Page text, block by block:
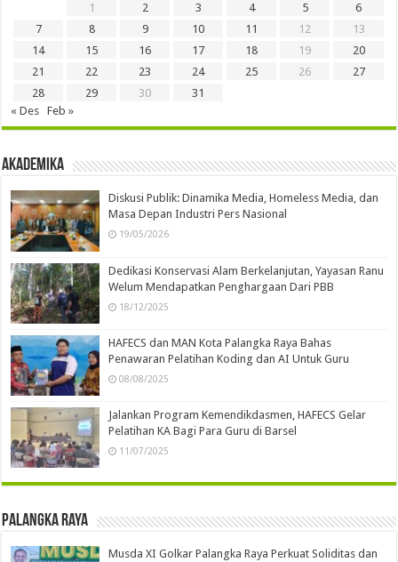
1
2 3 4 5
6
7
8 9 10 11 12
13
14
15 16 17 18 19
20
21
22 23 24 25 26
27
28
29 30
31
« Des
Feb »
Akademika
Diskusi Publik: Dinamika Media, Homeless Media, dan
Masa Depan Industri Pers Nasional
19/05/2026
Dedikasi Konservasi Alam Berkelanjutan, Yayasan Ranu
Welum Mendapatkan Penghargaan Dari PBB
18/12/2025
HAFECS dan MAN Kota Palangka Raya Bahas
Penawaran Pelatihan Koding dan AI Untuk Guru
08/08/2025
Jalankan Program Kemendikdasmen, HAFECS Gelar
Pelatihan KA Bagi Para Guru di Barsel
11/07/2025
Palangka Raya
Musda XI Golkar Palangka Raya Perkuat Soliditas dan